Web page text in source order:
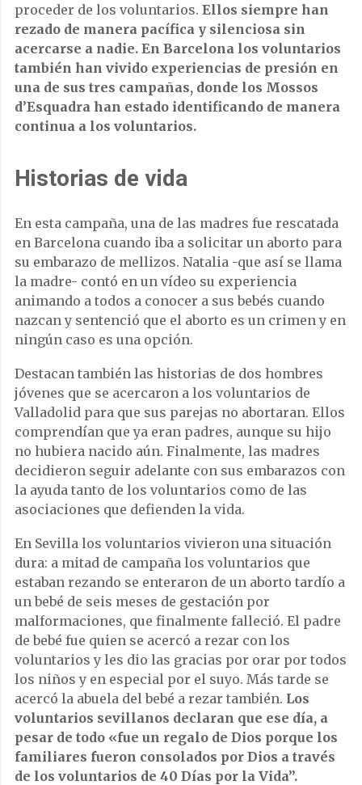
proceder de los voluntarios. Ellos siempre han
rezado de manera pacífica y silenciosa sin
acercarse a nadie. En Barcelona los voluntarios
también han vivido experiencias de presión en
una de sus tres campañas, donde los Mossos
d’Esquadra han estado identificando de manera
continua a los voluntarios.
Historias de vida
En esta campaña, una de las madres fue rescatada
en Barcelona cuando iba a solicitar un aborto para
su embarazo de mellizos. Natalia -que así se llama
la madre- contó en un vídeo su experiencia
animando a todos a conocer a sus bebés cuando
nazcan y sentenció que el aborto es un crimen y en
ningún caso es una opción.
Destacan también las historias de dos hombres
jóvenes que se acercaron a los voluntarios de
Valladolid para que sus parejas no abortaran. Ellos
comprendían que ya eran padres, aunque su hijo
no hubiera nacido aún. Finalmente, las madres
decidieron seguir adelante con sus embarazos con
la ayuda tanto de los voluntarios como de las
asociaciones que defienden la vida.
En Sevilla los voluntarios vivieron una situación
dura: a mitad de campaña los voluntarios que
estaban rezando se enteraron de un aborto tardío a
un bebé de seis meses de gestación por
malformaciones, que finalmente falleció. El padre
de bebé fue quien se acercó a rezar con los
voluntarios y les dio las gracias por orar por todos
los niños y en especial por el suyo. Más tarde se
acercó la abuela del bebé a rezar también. Los
voluntarios sevillanos declaran que ese día, a
pesar de todo «fue un regalo de Dios porque los
familiares fueron consolados por Dios a través
de los voluntarios de 40 Días por la Vida”.